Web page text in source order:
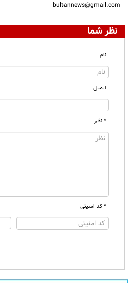
bultannews@gmail.com
نظر شما
نام
ایمیل
* نظر
* کد امنیتی